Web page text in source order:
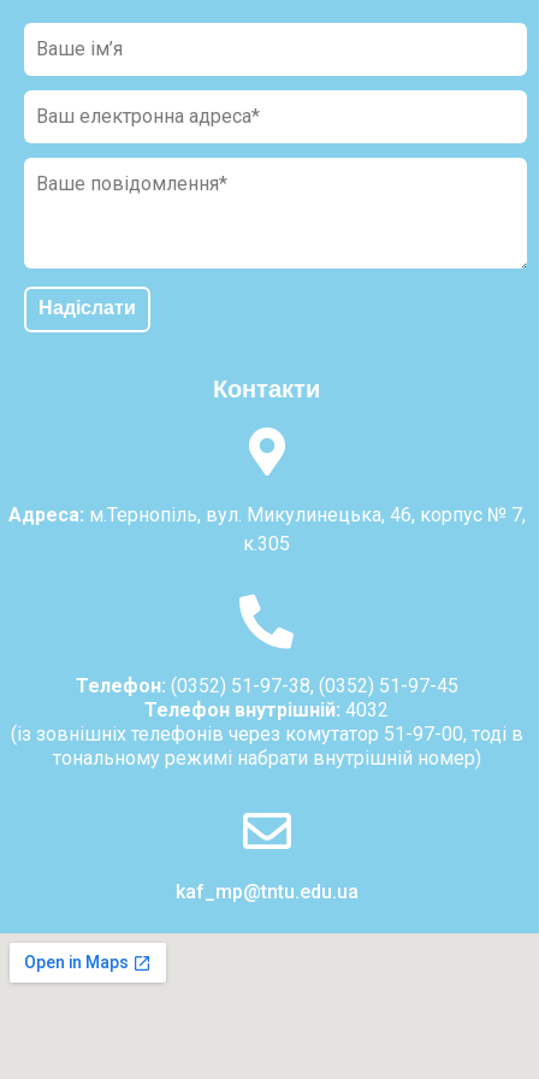
Контакти
Адреса: м.Тернопіль, вул. Микулинецька, 46, корпус № 7,
к.305
Телефон: (0352) 51-97-38, (0352) 51-97-45
Телефон внутрішній: 4032
(із зовнішніх телефонів через комутатор 51-97-00, тоді в
тональному режимі набрати внутрішній номер)
kaf_mp@tntu.edu.ua